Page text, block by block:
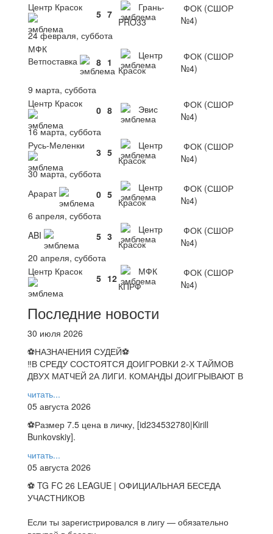
Центр Красок
5 7
Грань-
PRO33
ФОК (СШОР
№4)
24 февраля, суббота
МФК
Ветпоставка
8 1
Центр
Красок
ФОК (СШОР
№4)
9 марта, суббота
Центр Красок
0 8 Эвис
ФОК (СШОР
№4)
16 марта, суббота
Русь-Меленки
3 5
Центр
Красок
ФОК (СШОР
№4)
30 марта, суббота
Арарат
0 5
Центр
Красок
ФОК (СШОР
№4)
6 апреля, суббота
ABI
5 3
Центр
Красок
ФОК (СШОР
№4)
20 апреля, суббота
Центр Красок
5 12
МФК
КПРФ
ФОК (СШОР
№4)
Последние новости
30 июля 2026
⚽НАЗНАЧЕНИЯ СУДЕЙ⚽
‼В СРЕДУ СОСТОЯТСЯ ДОИГРОВКИ 2-Х ТАЙМОВ
ДВУХ МАТЧЕЙ 2А ЛИГИ. КОМАНДЫ ДОИГРЫВАЮТ В
читать...
05 августа 2026
⚽️Размер 7.5 цена в личку, [id234532780|Kirill
Bunkovskiy].
читать...
05 августа 2026
⚽ TG FC 26 LEAGUE | ОФИЦИАЛЬНАЯ БЕСЕДА
УЧАСТНИКОВ
Если ты зарегистрировался в лигу — обязательно